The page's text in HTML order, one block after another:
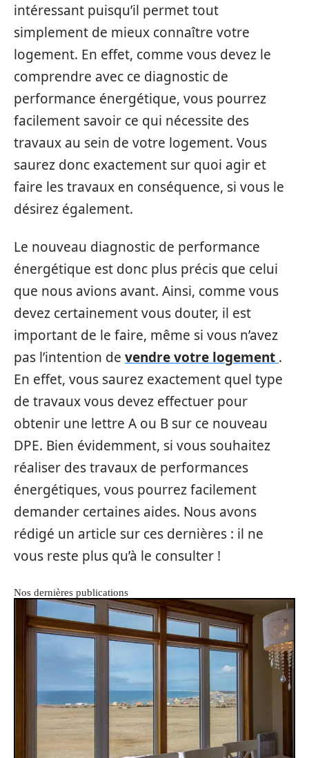
intéressant puisqu’il permet tout
simplement de mieux connaître votre
logement. En effet, comme vous devez le
comprendre avec ce diagnostic de
performance énergétique, vous pourrez
facilement savoir ce qui nécessite des
travaux au sein de votre logement. Vous
saurez donc exactement sur quoi agir et
faire les travaux en conséquence, si vous le
désirez également.
Le nouveau diagnostic de performance
énergétique est donc plus précis que celui
que nous avions avant. Ainsi, comme vous
devez certainement vous douter, il est
important de le faire, même si vous n’avez
pas l’intention de vendre votre logement .
En effet, vous saurez exactement quel type
de travaux vous devez effectuer pour
obtenir une lettre A ou B sur ce nouveau
DPE. Bien évidemment, si vous souhaitez
réaliser des travaux de performances
énergétiques, vous pourrez facilement
demander certaines aides. Nous avons
rédigé un article sur ces dernières : il ne
vous reste plus qu’à le consulter !
Nos dernières publications